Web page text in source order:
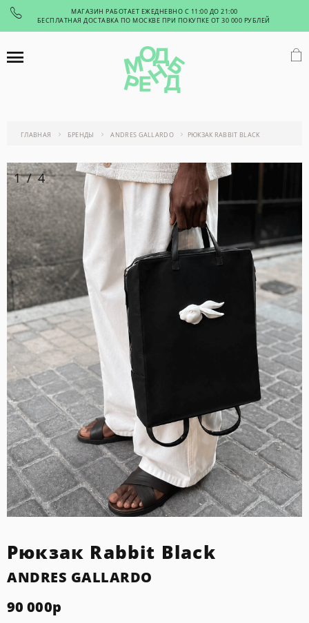
МАГАЗИН РАБОТАЕТ ЕЖЕДНЕВНО С 11:00 ДО 21:00
БЕСПЛАТНАЯ ДОСТАВКА ПО МОСКВЕ ПРИ ПОКУПКЕ ОТ 30 000 РУБЛЕЙ
ГЛАВНАЯ БРЕНДЫ ANDRES GALLARDO РЮКЗАК RABBIT BLACK
1/4
Рюкзак Rabbit Black
ANDRES GALLARDO
90 000р